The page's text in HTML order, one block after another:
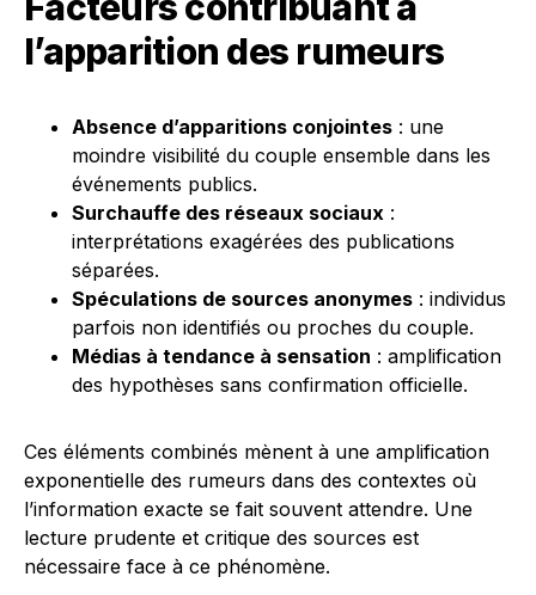
l’apparition des rumeurs
Absence d’apparitions conjointes : une
moindre visibilité du couple ensemble dans les
événements publics.
Surchauffe des réseaux sociaux :
interprétations exagérées des publications
séparées.
Spéculations de sources anonymes : individus
parfois non identifiés ou proches du couple.
Médias à tendance à sensation : amplification
des hypothèses sans confirmation officielle.
Ces éléments combinés mènent à une amplification
exponentielle des rumeurs dans des contextes où
l’information exacte se fait souvent attendre. Une
lecture prudente et critique des sources est
nécessaire face à ce phénomène.